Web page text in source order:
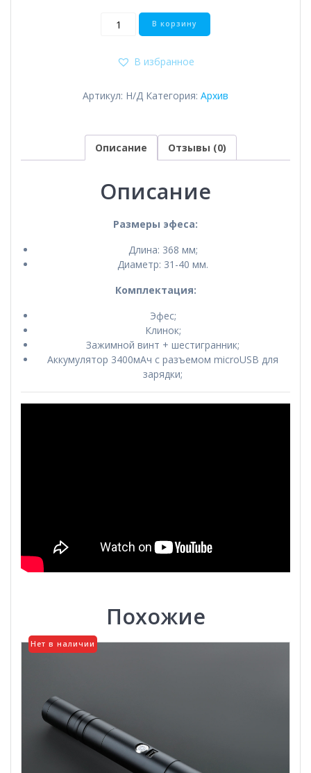
Количество
товара
В корзину
В избранное
Артикул: Н/Д Категория: Архив
Описание Отзывы (0)
Описание
Размеры эфеса:
Длина: 368 мм;
Диаметр: 31-40 мм.
Комплектация:
Эфес;
Клинок;
Зажимной винт + шестигранник;
Аккумулятор 3400мАч с разъемом microUSB для
зарядки;
Похожие
Нет в наличии